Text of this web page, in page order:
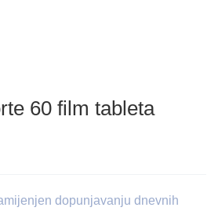
60 film tableta
dopunjavanju dnevnih